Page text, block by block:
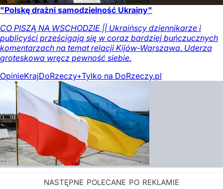
"Polskę drażni samodzielność Ukrainy"
CO PISZĄ NA WSCHODZIE || Ukraińscy dziennikarze i
publicyści prześcigają się w coraz bardziej buńczucznych
komentarzach na temat relacji Kijów-Warszawa. Uderza
groteskowa wręcz pewność siebie.
OpinieKrajDoRzeczy+Tylko na DoRzeczy.pl